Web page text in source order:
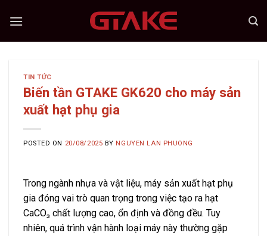
TIN TỨC
Biến tần GTAKE GK620 cho máy sản
xuất hạt phụ gia
POSTED ON 20/08/2025 BY NGUYEN LAN PHUONG
Trong ngành nhựa và vật liệu, máy sản xuất hạt phụ
gia đóng vai trò quan trọng trong việc tạo ra hạt
CaCO₃ chất lượng cao, ổn định và đồng đều. Tuy
nhiên, quá trình vận hành loại máy này thường gặp